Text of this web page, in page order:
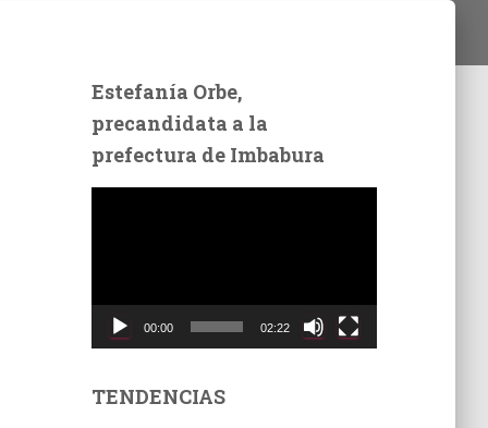
Estefanía Orbe,
precandidata a la
prefectura de Imbabura
t
00:00 02:22
TENDENCIAS